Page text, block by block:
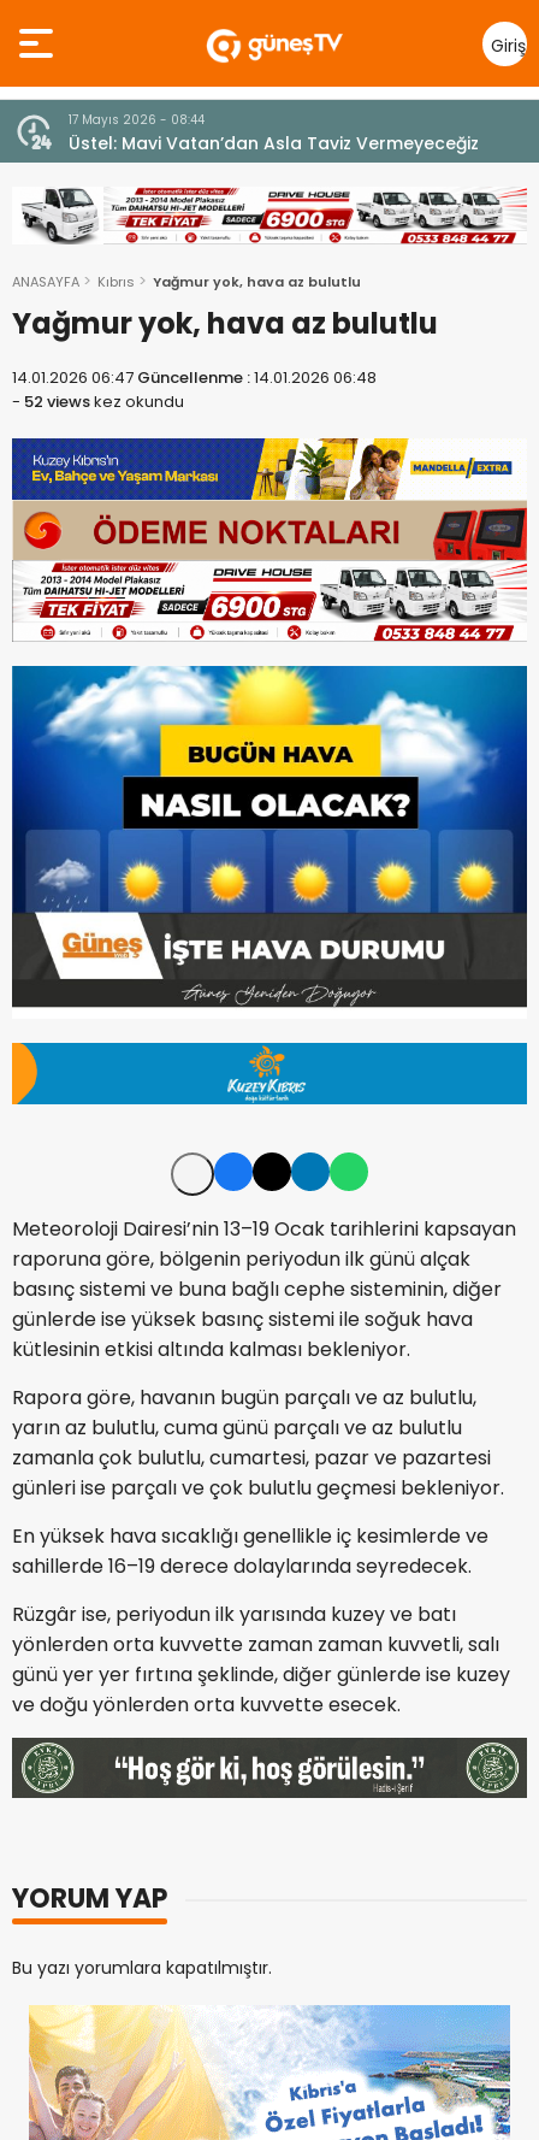
Giriş
Yap
7 Ağustos 2026 - 12:36
ÜSTEL: “ERENKÖY RUHU SONSUZA DEK YAŞAYACAK”
ANASAYFA Kıbrıs Yağmur yok, hava az bulutlu
Yağmur yok, hava az bulutlu
14.01.2026 06:47 Güncellenme :14.01.2026 06:48
- 52 viewskez okundu
Meteoroloji Dairesi’nin 13–19 Ocak tarihlerini kapsayan
raporuna göre, bölgenin periyodun ilk günü alçak
basınç sistemi ve buna bağlı cephe sisteminin, diğer
günlerde ise yüksek basınç sistemi ile soğuk hava
kütlesinin etkisi altında kalması bekleniyor.
Rapora göre, havanın bugün parçalı ve az bulutlu,
yarın az bulutlu, cuma günü parçalı ve az bulutlu
zamanla çok bulutlu, cumartesi, pazar ve pazartesi
günleri ise parçalı ve çok bulutlu geçmesi bekleniyor.
En yüksek hava sıcaklığı genellikle iç kesimlerde ve
sahillerde 16–19 derece dolaylarında seyredecek.
Rüzgâr ise, periyodun ilk yarısında kuzey ve batı
yönlerden orta kuvvette zaman zaman kuvvetli, salı
günü yer yer fırtına şeklinde, diğer günlerde ise kuzey
ve doğu yönlerden orta kuvvette esecek.
YORUM YAP
Bu yazı yorumlara kapatılmıştır.